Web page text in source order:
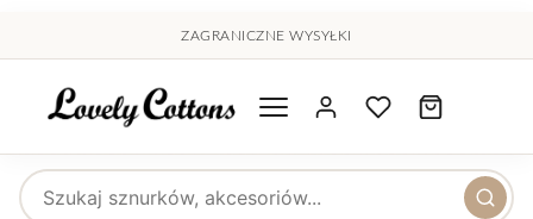
ZAGRANICZNE WYSYŁKI
Wyszukaj produkty